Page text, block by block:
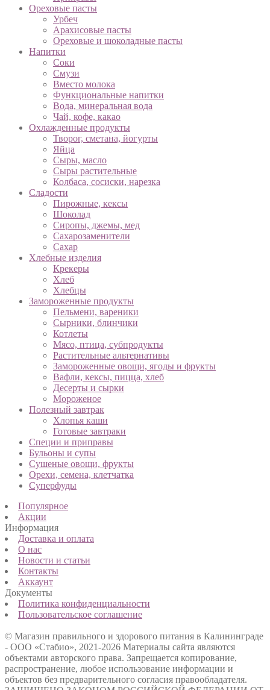
Ореховые пасты
Урбеч
Арахисовые пасты
Ореховые и шоколадные пасты
Напитки
Соки
Смузи
Вместо молока
Функциональные напитки
Вода, минеральная вода
Чай, кофе, какао
Охлажденные продукты
Творог, сметана, йогурты
Яйца
Сыры, масло
Сыры растительные
Колбаса, сосиски, нарезка
Сладости
Пирожные, кексы
Шоколад
Сиропы, джемы, мед
Сахарозаменители
Сахар
Хлебные изделия
Крекеры
Хлеб
Хлебцы
Замороженные продукты
Пельмени, вареники
Сырники, блинчики
Котлеты
Мясо, птица, субпродукты
Растительные альтернативы
Замороженные овощи, ягоды и фрукты
Вафли, кексы, пицца, хлеб
Десерты и сырки
Мороженое
Полезный завтрак
Хлопья каши
Готовые завтраки
Специи и приправы
Бульоны и супы
Сушеные овощи, фрукты
Орехи, семена, клетчатка
Суперфуды
Популярное
Акции
Информация
Доставка и оплата
О нас
Новости и статьи
Контакты
Аккаунт
Документы
Политика конфиденциальности
Пользовательское соглашение
© Магазин правильного и здорового питания в Калининграде
- ООО «Стабио», 2021-2026 Материалы сайта являются
объектами авторского права. Запрещается копирование,
распространение, любое использование информации и
объектов без предварительного согласия правообладателя.